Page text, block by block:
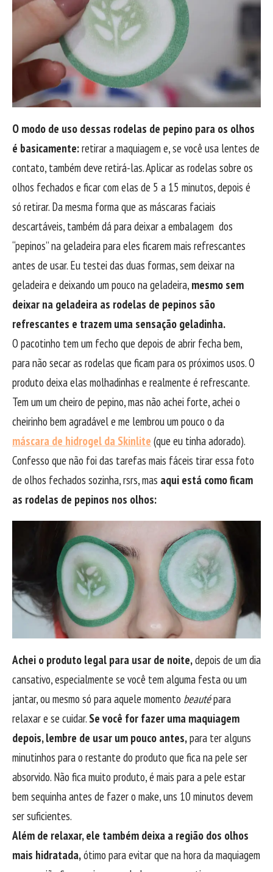
O modo de uso dessas rodelas de pepino para os olhos
é basicamente:retirar a maquiagem e, se você usa lentes de
contato, também deve retirá-las. Aplicar as rodelas sobre os
olhos fechados e ficar com elas de 5 a 15 minutos, depois é
só retirar. Da mesma forma que as máscaras faciais
descartáveis, também dá para deixar a embalagem dos
“pepinos” na geladeira para eles ficarem mais refrescantes
antes de usar. Eu testei das duas formas, sem deixar na
geladeira e deixando um pouco na geladeira, mesmo sem
deixar na geladeira as rodelas de pepinos são
refrescantes e trazem uma sensação geladinha.
O pacotinho tem um fecho que depois de abrir fecha bem,
para não secar as rodelas que ficam para os próximos usos. O
produto deixa elas molhadinhas e realmente é refrescante.
Tem um um cheiro de pepino, mas não achei forte, achei o
cheirinho bem agradável e me lembrou um pouco o da
máscara de hidrogel da Skinlite (que eu tinha adorado).
Confesso que não foi das tarefas mais fáceis tirar essa foto
de olhos fechados sozinha, rsrs, mas aqui está como ficam
as rodelas de pepinos nos olhos:
Achei o produto legal para usar de noite,depois de um dia
cansativo, especialmente se você tem alguma festa ou um
jantar, ou mesmo só para aquele momento beautépara
relaxar e se cuidar. Se você for fazer uma maquiagem
depois, lembre de usar um pouco antes,para ter alguns
minutinhos para o restante do produto que fica na pele ser
absorvido. Não fica muito produto, é mais para a pele estar
bem sequinha antes de fazer o make, uns 10 minutos devem
ser suficientes.
Além de relaxar, ele também deixa a região dos olhos
mais hidratada,ótimo para evitar que na hora da maquiagem